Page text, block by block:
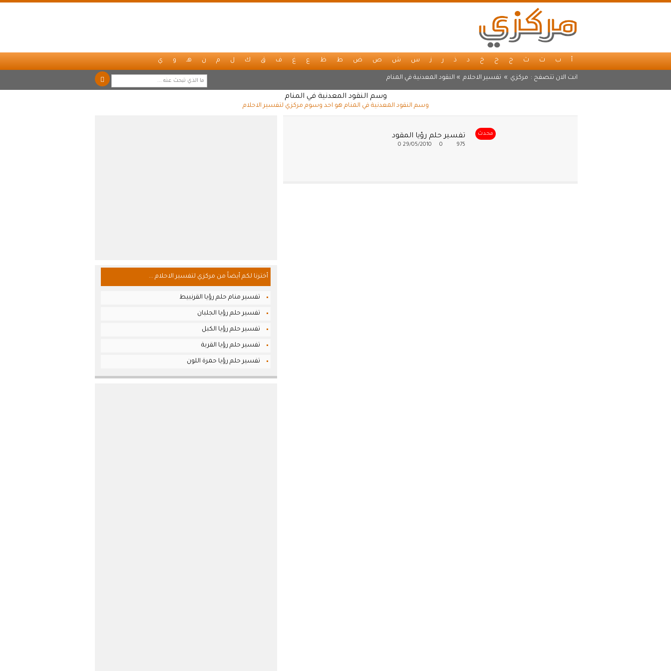
أ ب ت ث ج ح خ د ذ ر ز س ش ص ض ط ظ ع غ ف ق ك ل م ن هـ و ي
انت الان تتصفح : مركزي » تفسير الاحلام » النقود المعدنية في المنام
وسم النقود المعدنية في المنام
وسم النقود المعدنية في المنام هو احد وسوم مركزي لتفسير الاحلام
محدث تفسير حلم رؤيا المقود
975
29/05/2010
0
أخترنا لكم أيضاً من مركزي لتفسير الاحلام ...
تفسير منام حلم رؤيا القرنبيط
تفسير حلم رؤيا الجلبان
تفسير حلم رؤيا الكبل
تفسير حلم رؤيا القربة
تفسير حلم رؤيا حمرة اللون